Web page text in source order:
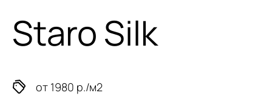
Staro Silk
от 1980 р./м2